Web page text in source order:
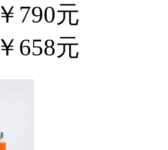
￥790元
￥658元